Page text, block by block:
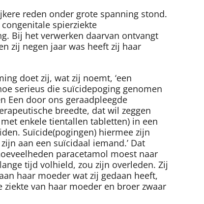
reden onder grote spanning stond.
spierziekte
Bij het verwerken daarvan ontvangt
zij negen jaar was heeft zij haar
doet zij, wat zij noemt, ‘een
serieus die suïcidepoging genomen
Een door ons geraadpleegde
breedte, dat wil zeggen
enkele tientallen tabletten) in een
Suïcide(pogingen) hiermee zijn
aan een suïcidaal iemand.’ Dat
paracetamol moest naar
tijd volhield, zou zijn overleden. Zij
haar moeder wat zij gedaan heeft,
van haar moeder en broer zwaar